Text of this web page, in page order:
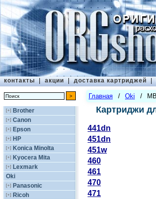
контакты | акции | доставка картриджей |
[+] Brother
[+] Canon
[+] Epson
[+] HP
[+] Konica Minolta
[+] Kyocera Mita
[+] Lexmark
Oki
[+] Panasonic
[+] Ricoh
Главная / Oki / MB
Картриджи
441dn
451dn
451w
460
461
470
471